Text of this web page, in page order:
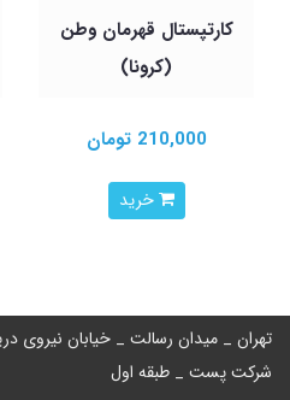
کارتپستال قهرمان وطن
(کرونا)
210,000 تومان
خرید
تهران _ میدان رسالت _ خیابان نیروی
شرکت پست _ طبقه اول